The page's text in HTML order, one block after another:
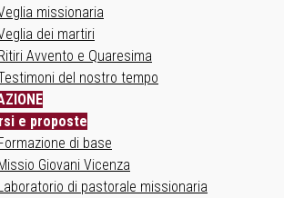
missionaria
dei martiri
Avvento e Quaresima
del nostro tempo
e proposte
di base
Giovani Vicenza
di pastorale missionaria